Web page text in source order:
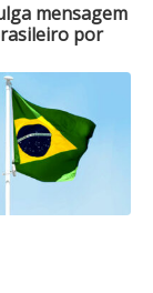
mensagem
por